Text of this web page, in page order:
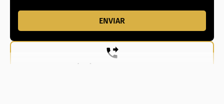
(62) 99831-0020